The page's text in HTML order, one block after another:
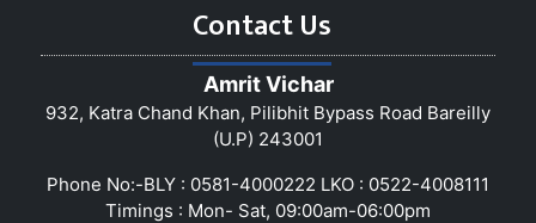
Contact Us
Amrit Vichar
932, Katra Chand Khan, Pilibhit Bypass Road Bareilly
(U.P) 243001
Phone No:-BLY : 0581-4000222 LKO : 0522-4008111
Timings : Mon- Sat, 09:00am-06:00pm